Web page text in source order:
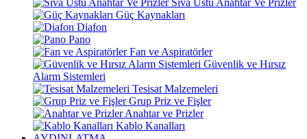
Sıva Üstü Anahtar Ve Prizler
Güç Kaynakları
Diafon
Pano
Fan ve Aspiratörler
Güvenlik ve Hırsız
Alarm Sistemleri
Tesisat Malzemeleri
Grup Priz ve Fişler
Anahtar ve Prizler
Kablo Kanalları